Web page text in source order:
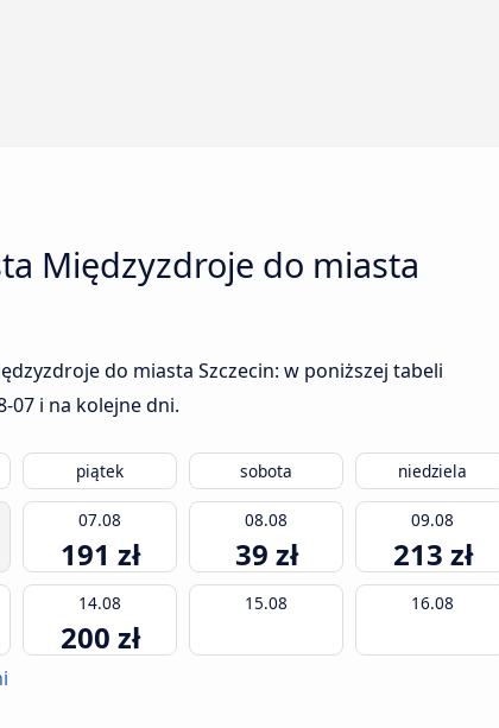
Międzyzdroje do miasta
do miasta Szczecin: w poniższej tabeli
07 i na kolejne dni.
piątek sobota niedziela
07.08
191 zł
08.08
39 zł
09.08
213 zł
14.08
200 zł
15.08 16.08